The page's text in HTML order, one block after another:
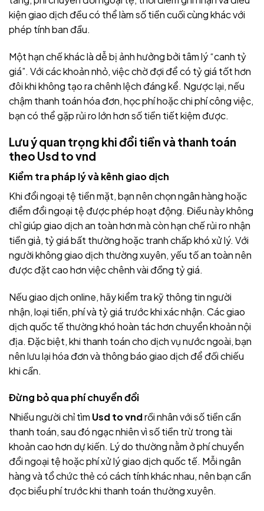
kiện giao dịch đều có thể làm số tiền cuối cùng khác với
phép tính ban đầu.
Một hạn chế khác là dễ bị ảnh hưởng bởi tâm lý “canh tỷ
giá”. Với các khoản nhỏ, việc chờ đợi để có tỷ giá tốt hơn
đôi khi không tạo ra chênh lệch đáng kể. Ngược lại, nếu
chậm thanh toán hóa đơn, học phí hoặc chi phí công việc,
bạn có thể gặp rủi ro lớn hơn số tiền tiết kiệm được.
Lưu ý quan trọng khi đổi tiền và thanh toán
theo Usd to vnd
Kiểm tra pháp lý và kênh giao dịch
Khi đổi ngoại tệ tiền mặt, bạn nên chọn ngân hàng hoặc
điểm đổi ngoại tệ được phép hoạt động. Điều này không
chỉ giúp giao dịch an toàn hơn mà còn hạn chế rủi ro nhận
tiền giả, tỷ giá bất thường hoặc tranh chấp khó xử lý. Với
người không giao dịch thường xuyên, yếu tố an toàn nên
được đặt cao hơn việc chênh vài đồng tỷ giá.
Nếu giao dịch online, hãy kiểm tra kỹ thông tin người
nhận, loại tiền, phí và tỷ giá trước khi xác nhận. Các giao
dịch quốc tế thường khó hoàn tác hơn chuyển khoản nội
địa. Đặc biệt, khi thanh toán cho dịch vụ nước ngoài, bạn
nên lưu lại hóa đơn và thông báo giao dịch để đối chiếu
khi cần.
Đừng bỏ qua phí chuyển đổi
Nhiều người chỉ tìm Usd to vndrồi nhân với số tiền cần
thanh toán, sau đó ngạc nhiên vì số tiền trừ trong tài
khoản cao hơn dự kiến. Lý do thường nằm ở phí chuyển
đổi ngoại tệ hoặc phí xử lý giao dịch quốc tế. Mỗi ngân
hàng và tổ chức thẻ có cách tính khác nhau, nên bạn cần
đọc biểu phí trước khi thanh toán thường xuyên.